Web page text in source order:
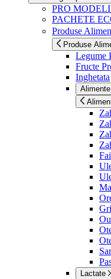
PRO
PACHETE
Produse
Produse
Legume
Fructe
Inghetata
Lactate